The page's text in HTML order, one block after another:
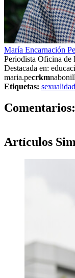
María Encarnación
Periodista Oficina
Destacada en:
maria.pecrkm
Etiquetas: sexualidad
Comentarios:
Artículos